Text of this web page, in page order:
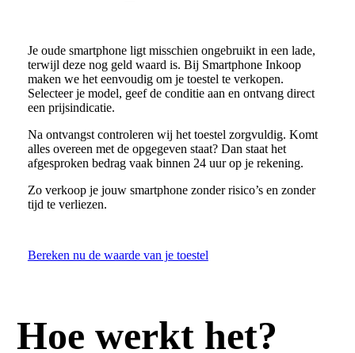
Je oude smartphone ligt misschien ongebruikt in een lade,
terwijl deze nog geld waard is. Bij Smartphone Inkoop
maken we het eenvoudig om je toestel te verkopen.
Selecteer je model, geef de conditie aan en ontvang direct
een prijsindicatie.
Na ontvangst controleren wij het toestel zorgvuldig. Komt
alles overeen met de opgegeven staat? Dan staat het
afgesproken bedrag vaak binnen 24 uur op je rekening.
Zo verkoop je jouw smartphone zonder risico’s en zonder
tijd te verliezen.
Bereken nu de waarde van je toestel
Hoe werkt het?